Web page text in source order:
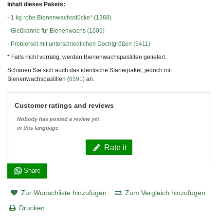
Inhalt dieses Pakets:
- 1 kg rohe Bienenwachsstücke* (1368)
- Gießkanne für Bienenwachs (1606)
- Probierset mit unterschiedlichen Dochtgrößen (5411)
* Falls nicht vorrätig, werden Bienenwachspastillen geliefert.
Schauen Sie sich auch das identische Starterpaket, jedoch mit
Bienenwachspastillen (6591) an.
Customer ratings and reviews
Nobody has posted a review yet
in this language
Rate it
Share
Zur Wunschliste hinzufügen
Zum Vergleich hinzufügen
Drucken